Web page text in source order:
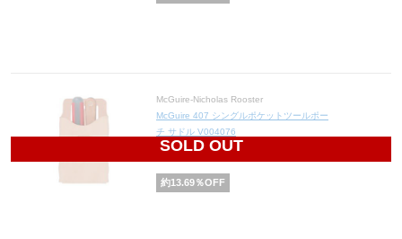
SOLD OUT
McGuire-Nicholas Rooster
McGuire 407 シングルポケットツールポー
チ サドル V004076
1,053
約13.69％OFF